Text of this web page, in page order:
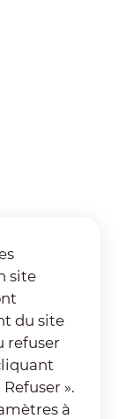
site
du site
refuser
».
à